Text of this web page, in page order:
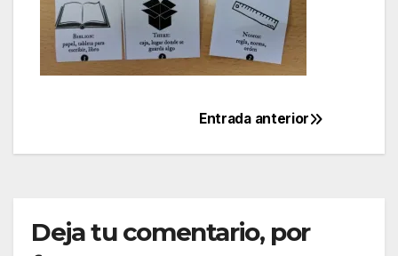
de
Entrada anterior
Deja tu comentario, por